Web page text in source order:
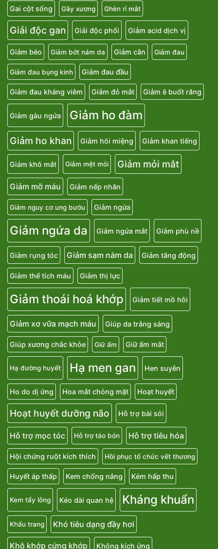
Gai cột sống Gãy xương Ghèn rỉ mắt
Giải độc gan Giải độc phổi Giảm acid dịch vị
Giảm béo Giảm bớt nám da Giảm cân Giảm đau
Giảm đau bụng kinh Giảm đau đầu
Giảm đau kháng viêm Giảm đỏ mắt Giảm ê buốt răng
Giảm gàu ngứa Giảm ho đàm
Giảm ho khan Giảm hôi miệng Giảm khan tiếng
Giảm khô mắt Giảm mệt mỏi Giảm mỏi mắt
Giảm mỡ máu Giảm nếp nhăn
Giảm nguy cơ ung bướu Giảm ngứa
Giảm ngứa da Giảm ngứa mắt Giảm phù nề
Giảm rụng tóc Giảm sạm nám da Giảm tăng động
Giảm thể tích máu Giảm thị lực
Giảm thoái hoá khớp Giảm tiết mồ hôi
Giảm xơ vữa mạch máu Giúp da trắng sáng
Giúp xương chắc khỏe Giữ ẩm Giữ ẩm mắt
Hạ đường huyết Hạ men gan Hen suyễn
Ho do dị ứng Hoa mắt chóng mặt Hoạt huyết
Hoạt huyết dưỡng não Hỗ trợ bài sỏi
Hỗ trợ mọc tóc Hỗ trợ táo bón Hỗ trợ tiêu hóa
Hội chứng ruột kích thích Hồi phục tổ chức vết thương
Huyết áp thấp Kem chống nắng Kém hấp thu
Kem tẩy lông Kéo dài quan hệ Kháng khuẩn
Khẩu trang Khó tiêu dạng đầy hơi
Khô khớp cứng khớp Không kích ứng